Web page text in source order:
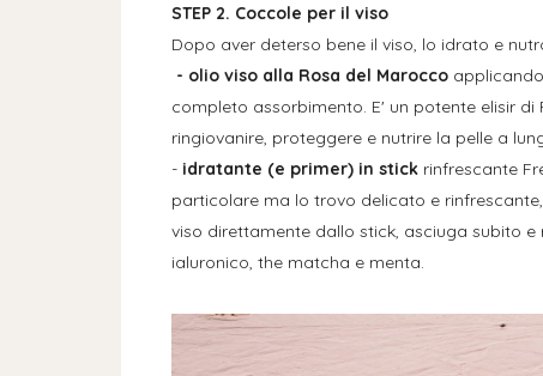
STEP 2. Coccole per il viso
Dopo aver deterso bene il viso, lo idrato e
- olio viso alla Rosa del Marocco
completo assorbimento. E' un potente elisir
ringiovanire, proteggere e nutrire la pelle a
- idratante (e primer) in stick rinfrescante
particolare ma lo trovo delicato e
viso direttamente dallo stick, asciuga subito
ialuronico, the matcha e menta.